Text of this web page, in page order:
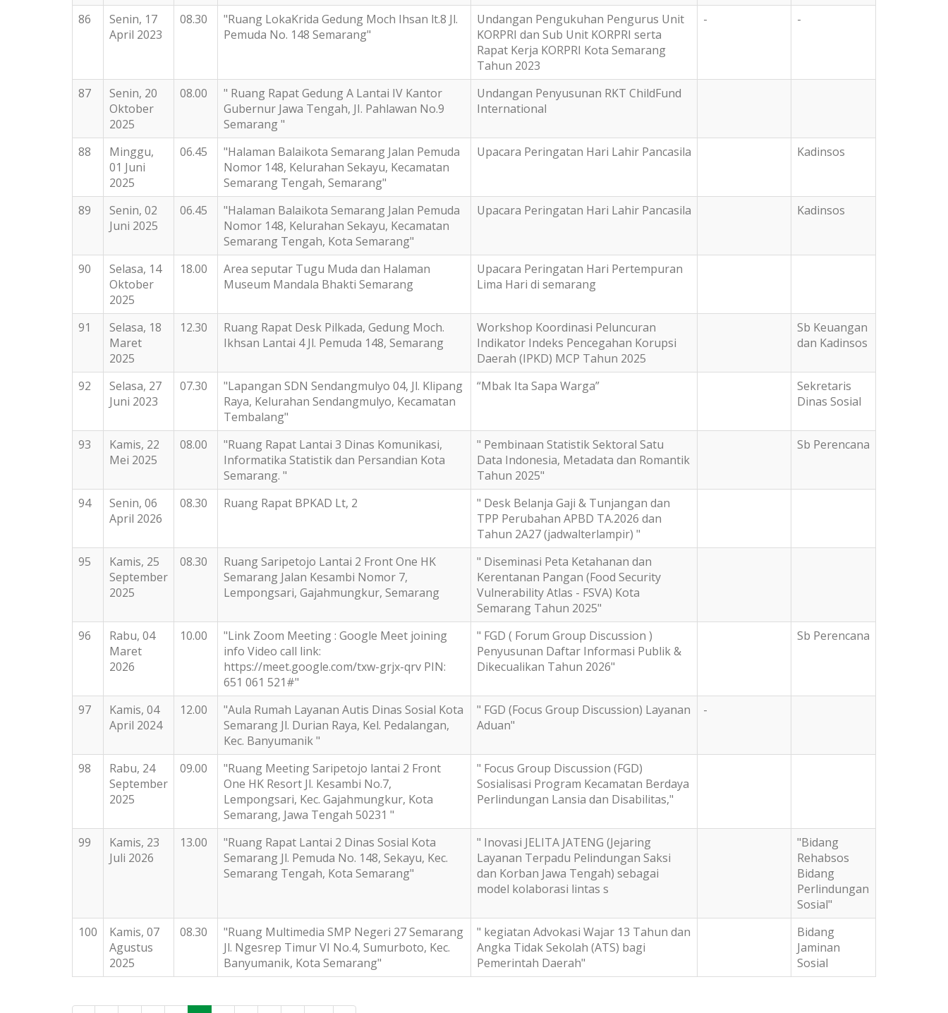
86
Senin, 17
April 2023
08.30
"Ruang LokaKrida Gedung Moch Ihsan lt.8 Jl.
Pemuda No. 148 Semarang"
Undangan Pengukuhan Pengurus Unit
KORPRI dan Sub Unit KORPRI serta
Rapat Kerja KORPRI Kota Semarang
Tahun 2023
- -
87
Senin, 20
Oktober
2025
08.00
" Ruang Rapat Gedung A Lantai IV Kantor
Gubernur Jawa Tengah, JI. Pahlawan No.9
Semarang "
Undangan Penyusunan RKT ChildFund
International
88
Minggu,
01 Juni
2025
06.45
"Halaman Balaikota Semarang Jalan Pemuda
Nomor 148, Kelurahan Sekayu, Kecamatan
Semarang Tengah, Semarang"
Upacara Peringatan Hari Lahir Pancasila Kadinsos
89
Senin, 02
Juni 2025
06.45
"Halaman Balaikota Semarang Jalan Pemuda
Nomor 148, Kelurahan Sekayu, Kecamatan
Semarang Tengah, Kota Semarang"
Upacara Peringatan Hari Lahir Pancasila Kadinsos
90
Selasa, 14
Oktober
2025
18.00
Area seputar Tugu Muda dan Halaman
Museum Mandala Bhakti Semarang
Upacara Peringatan Hari Pertempuran
Lima Hari di semarang
91
Selasa, 18
Maret
2025
12.30
Ruang Rapat Desk Pilkada, Gedung Moch.
Ikhsan Lantai 4 Jl. Pemuda 148, Semarang
Workshop Koordinasi Peluncuran
Indikator Indeks Pencegahan Korupsi
Daerah (IPKD) MCP Tahun 2025
Sb Keuangan
dan Kadinsos
92
Selasa, 27
Juni 2023
07.30
"Lapangan SDN Sendangmulyo 04, Jl. Klipang
Raya, Kelurahan Sendangmulyo, Kecamatan
Tembalang"
“Mbak Ita Sapa Warga”
Sekretaris
Dinas Sosial
93
Kamis, 22
Mei 2025
08.00
"Ruang Rapat Lantai 3 Dinas Komunikasi,
Informatika Statistik dan Persandian Kota
Semarang. "
" Pembinaan Statistik Sektoral Satu
Data Indonesia, Metadata dan Romantik
Tahun 2025"
Sb Perencana
94
Senin, 06
April 2026
08.30 Ruang Rapat BPKAD Lt, 2
" Desk Belanja Gaji & Tunjangan dan
TPP Perubahan APBD TA.2026 dan
Tahun 2A27 (jadwalterlampir) "
95
Kamis, 25
September
2025
08.30
Ruang Saripetojo Lantai 2 Front One HK
Semarang Jalan Kesambi Nomor 7,
Lempongsari, Gajahmungkur, Semarang
" Diseminasi Peta Ketahanan dan
Kerentanan Pangan (Food Security
Vulnerability Atlas - FSVA) Kota
Semarang Tahun 2025"
96
Rabu, 04
Maret
2026
10.00
"Link Zoom Meeting : Google Meet joining
info Video call link:
https://meet.google.com/txw-grjx-qrv PIN:
651 061 521#"
" FGD ( Forum Group Discussion )
Penyusunan Daftar Informasi Publik &
Dikecualikan Tahun 2026"
Sb Perencana
97
Kamis, 04
April 2024
12.00
"Aula Rumah Layanan Autis Dinas Sosial Kota
Semarang Jl. Durian Raya, Kel. Pedalangan,
Kec. Banyumanik "
" FGD (Focus Group Discussion) Layanan
Aduan"
-
98
Rabu, 24
September
2025
09.00
"Ruang Meeting Saripetojo lantai 2 Front
One HK Resort Jl. Kesambi No.7,
Lempongsari, Kec. Gajahmungkur, Kota
Semarang, Jawa Tengah 50231 "
" Focus Group Discussion (FGD)
Sosialisasi Program Kecamatan Berdaya
Perlindungan Lansia dan Disabilitas,"
99
Kamis, 23
Juli 2026
13.00
"Ruang Rapat Lantai 2 Dinas Sosial Kota
Semarang Jl. Pemuda No. 148, Sekayu, Kec.
Semarang Tengah, Kota Semarang"
" Inovasi JELITA JATENG (Jejaring
Layanan Terpadu Pelindungan Saksi
dan Korban Jawa Tengah) sebagai
model kolaborasi lintas s
"Bidang
Rehabsos
Bidang
Perlindungan
Sosial"
100
Kamis, 07
Agustus
2025
08.30
"Ruang Multimedia SMP Negeri 27 Semarang
Jl. Ngesrep Timur VI No.4, Sumurboto, Kec.
Banyumanik, Kota Semarang"
" kegiatan Advokasi Wajar 13 Tahun dan
Angka Tidak Sekolah (ATS) bagi
Pemerintah Daerah"
Bidang
Jaminan
Sosial